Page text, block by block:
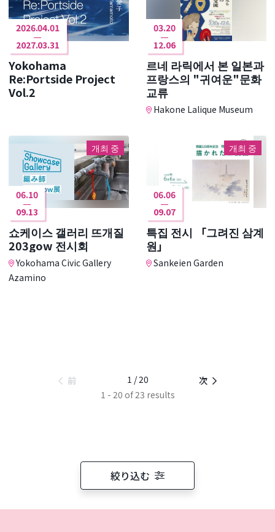
2026.04.01
2027.03.31
Yokohama
Re:Portside Project
Vol.2
03.20
12.06
르네 라릭에서 본 일본과
프랑스의 "귀여운"문화
교류
Hakone Lalique Museum
개최 중
06.10
09.13
쇼케이스 갤러리 뜨개질
203gow 전시회
Yokohama Civic Gallery
Azamino
개최 중
06.06
09.07
특집 전시 「그려진 삼계
원」
Sankeien Garden
前 1 / 20
次
1 - 20 of 23 results
絞り込む